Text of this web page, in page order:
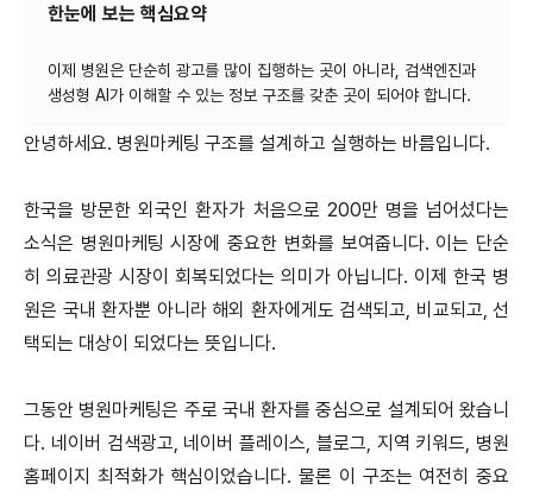
한눈에 보는 핵심요약
이제 병원은 단순히 광고를 많이 집행하는 곳이 아니라, 검색엔진과
안녕하세요. 병원마케팅 구조를 설계하고 실행하는 바름입니다.
한국을 방문한 외국인 환자가 처음으로 200만 명을 넘어섰다는
소식은 병원마케팅 시장에 중요한 변화를 보여줍니다. 이는 단순
히 의료관광 시장이 회복되었다는 의미가 아닙니다. 이제 한국 병
원은 국내 환자뿐 아니라 해외 환자에게도 검색되고, 비교되고, 선
택되는 대상이 되었다는 뜻입니다.
그동안 병원마케팅은 주로 국내 환자를 중심으로 설계되어 왔습니
다. 네이버 검색광고, 네이버 플레이스, 블로그, 지역 키워드, 병원
홈페이지 최적화가 핵심이었습니다. 물론 이 구조는 여전히 중요